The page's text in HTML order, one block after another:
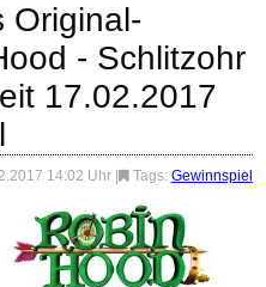
Original-
- Schlitzohr
17.02.2017
14:02 Uhr Tags: Gewinnspiel